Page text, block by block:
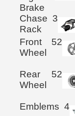
Brake
Chase
Rack
3
Front
Wheel
52
Rear
Wheel
52
Emblems 4